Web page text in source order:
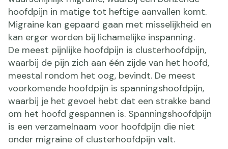
hoofdpijn in matige tot heftige aanvallen komt.
Migraine kan gepaard gaan met misselijkheid en
kan erger worden bij lichamelijke inspanning.
De meest pijnlijke hoofdpijn is clusterhoofdpijn,
waarbij de pijn zich aan één zijde van het hoofd,
meestal rondom het oog, bevindt. De meest
voorkomende hoofdpijn is spanningshoofdpijn,
waarbij je het gevoel hebt dat een strakke band
om het hoofd gespannen is. Spanningshoofdpijn
is een verzamelnaam voor hoofdpijn die niet
onder migraine of clusterhoofdpijn valt.